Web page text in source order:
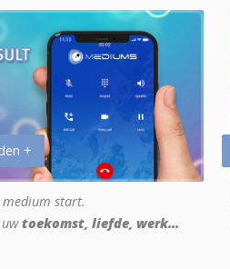
+
medium start.
toekomst, liefde, werk...